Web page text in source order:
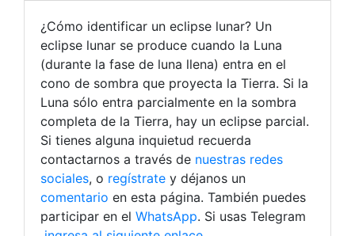
¿Cómo identificar un eclipse lunar? Un
eclipse lunar se produce cuando la Luna
(durante la fase de luna llena) entra en el
cono de sombra que proyecta la Tierra. Si la
Luna sólo entra parcialmente en la sombra
completa de la Tierra, hay un eclipse parcial.
Si tienes alguna inquietud recuerda
contactarnos a través de nuestras redes
sociales, o regístrate y déjanos un
comentario en esta página. También puedes
participar en el WhatsApp. Si usas Telegram